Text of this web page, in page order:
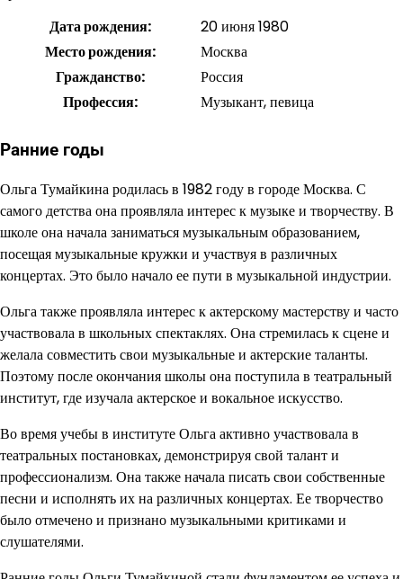
Дата рождения:
20 июня 1980
Место рождения:
Москва
Гражданство:
Россия
Профессия:
Музыкант, певица
Ранние годы
Ольга Тумайкина родилась в 1982 году в городе Москва. С
самого детства она проявляла интерес к музыке и творчеству. В
школе она начала заниматься музыкальным образованием,
посещая музыкальные кружки и участвуя в различных
концертах. Это было начало ее пути в музыкальной индустрии.
Ольга также проявляла интерес к актерскому мастерству и часто
участвовала в школьных спектаклях. Она стремилась к сцене и
желала совместить свои музыкальные и актерские таланты.
Поэтому после окончания школы она поступила в театральный
институт, где изучала актерское и вокальное искусство.
Во время учебы в институте Ольга активно участвовала в
театральных постановках, демонстрируя свой талант и
профессионализм. Она также начала писать свои собственные
песни и исполнять их на различных концертах. Ее творчество
было отмечено и признано музыкальными критиками и
слушателями.